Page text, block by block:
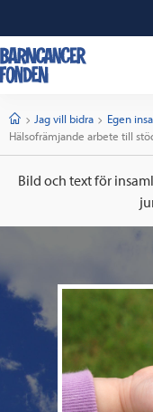
StartJag vill bidra
Egen
Current:
Hälsofrämjande arbete till
Bild och text för